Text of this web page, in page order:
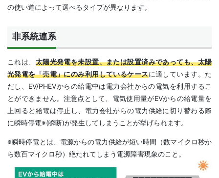
の使い道によって選べるタイプが異なります。
非系統連系
これは、 太陽光発電を未設置、または設置済みであっても、太陽
光発電を「売電」にのみ利用しているケースに適しています。た
だし、EV/PHEVからの給電中は電力会社からの電気を利用するこ
とができません。注意点として、電気使用量がEVからの給電量を
上回ると給電は停止し、電力会社からの電力供給に切り替わる際
に瞬時停電※(瞬断)が発生してしまうことが挙げられます。
※瞬時停電とは、電源からの電力供給が短い時間（数マイクロ秒か
ら数百マイクロ秒）絶たれてしまう電源障害現象のこと。